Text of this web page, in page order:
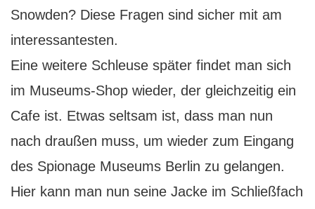
Snowden? Diese Fragen sind sicher mit am
interessantesten.
Eine weitere Schleuse später findet man sich
im Museums-Shop wieder, der gleichzeitig ein
Cafe ist. Etwas seltsam ist, dass man nun
nach draußen muss, um wieder zum Eingang
des Spionage Museums Berlin zu gelangen.
Hier kann man nun seine Jacke im Schließfach